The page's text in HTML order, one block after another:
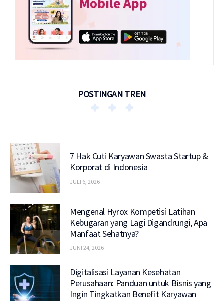
POSTINGAN TREN
7 Hak Cuti Karyawan Swasta Startup &
Korporat di Indonesia
JULI 6, 2026
Mengenal Hyrox Kompetisi Latihan
Kebugaran yang Lagi Digandrungi, Apa
Manfaat Sehatnya?
JUNI 24, 2026
Digitalisasi Layanan Kesehatan
Perusahaan: Panduan untuk Bisnis yang
Ingin Tingkatkan Benefit Karyawan